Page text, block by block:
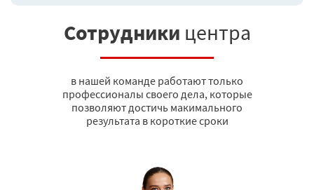
Сотрудники центра
в нашей команде работают только
профессионалы своего дела, которые
позволяют достичь макимального
результата в короткие сроки